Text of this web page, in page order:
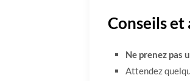
Conseils et
Ne prenez pas
Attendez